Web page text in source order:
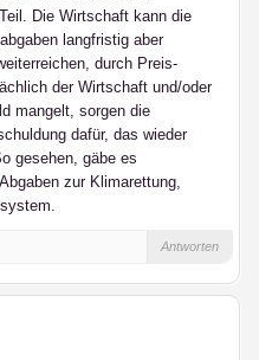
Die Wirtschaft kann die
langfristig aber
durch Preis-
der Wirtschaft und/oder
mangelt, sorgen die
dafür, das wieder
gesehen, gäbe es
zur Klimarettung,
Antworten